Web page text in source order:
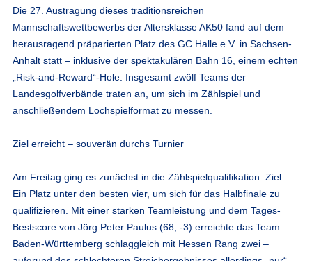
Die 27. Austragung dieses traditionsreichen
Mannschaftswettbewerbs der Altersklasse AK50 fand auf dem
herausragend präparierten Platz des GC Halle e.V. in Sachsen-
Anhalt statt – inklusive der spektakulären Bahn 16, einem echten
„Risk-and-Reward“-Hole. Insgesamt zwölf Teams der
Landesgolfverbände traten an, um sich im Zählspiel und
anschließendem Lochspielformat zu messen.
Ziel erreicht – souverän durchs Turnier
Am Freitag ging es zunächst in die Zählspielqualifikation. Ziel:
Ein Platz unter den besten vier, um sich für das Halbfinale zu
qualifizieren. Mit einer starken Teamleistung und dem Tages-
Bestscore von Jörg Peter Paulus (68, -3) erreichte das Team
Baden-Württemberg schlaggleich mit Hessen Rang zwei –